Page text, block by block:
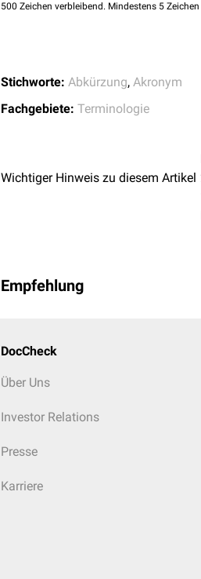
500 Zeichen verbleibend. Mindestens 5
Stichworte: Abkürzung, Akronym
Fachgebiete: Terminologie
Wichtiger Hinweis zu diesem Artikel
Empfehlung
DocCheck
Über Uns
Investor Relations
Presse
Karriere